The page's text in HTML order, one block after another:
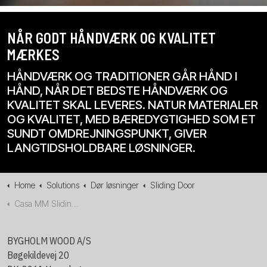
NÅR GODT HÅNDVÆRK OG KVALITET
MÆRKES
HÅNDVÆRK OG TRADITIONER GÅR HÅND I
HÅND, NÅR DET BEDSTE HÅNDVÆRK OG
KVALITET SKAL LEVERES. NATUR MATERIALER
OG KVALITET, MED BÆREDYGTIGHED SOM ET
SUNDT OMDREJNINGSPUNKT, GIVER
LANGTIDSHOLDBARE LØSNINGER.
Home Solutions Dør løsninger
Sliding Door
Casa MM Sliding Door
BYGHOLM WOOD A/S
Bøgekildevej 20